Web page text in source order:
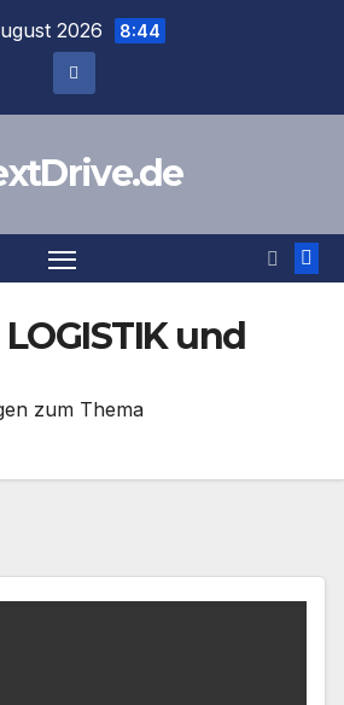
2026 8:44
LOGISTIK und
zum Thema